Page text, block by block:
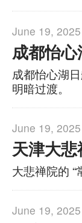
June 19, 2025
成都怡
成都怡心湖
明暗过渡。
June 19, 2025
天津大
大悲禅院的
June 19, 2025